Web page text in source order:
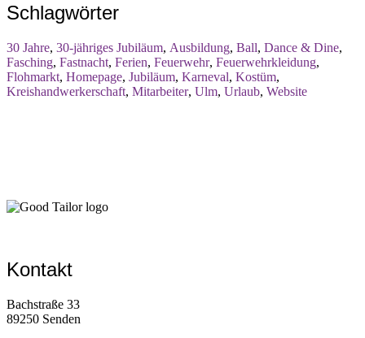
Schlagwörter
30 Jahre, 30-jähriges Jubiläum, Ausbildung, Ball, Dance & Dine,
Fasching, Fastnacht, Ferien, Feuerwehr, Feuerwehrkleidung,
Flohmarkt, Homepage, Jubiläum, Karneval, Kostüm,
Kreishandwerkerschaft, Mitarbeiter, Ulm, Urlaub, Website
Kontakt
Bachstraße 33
89250 Senden